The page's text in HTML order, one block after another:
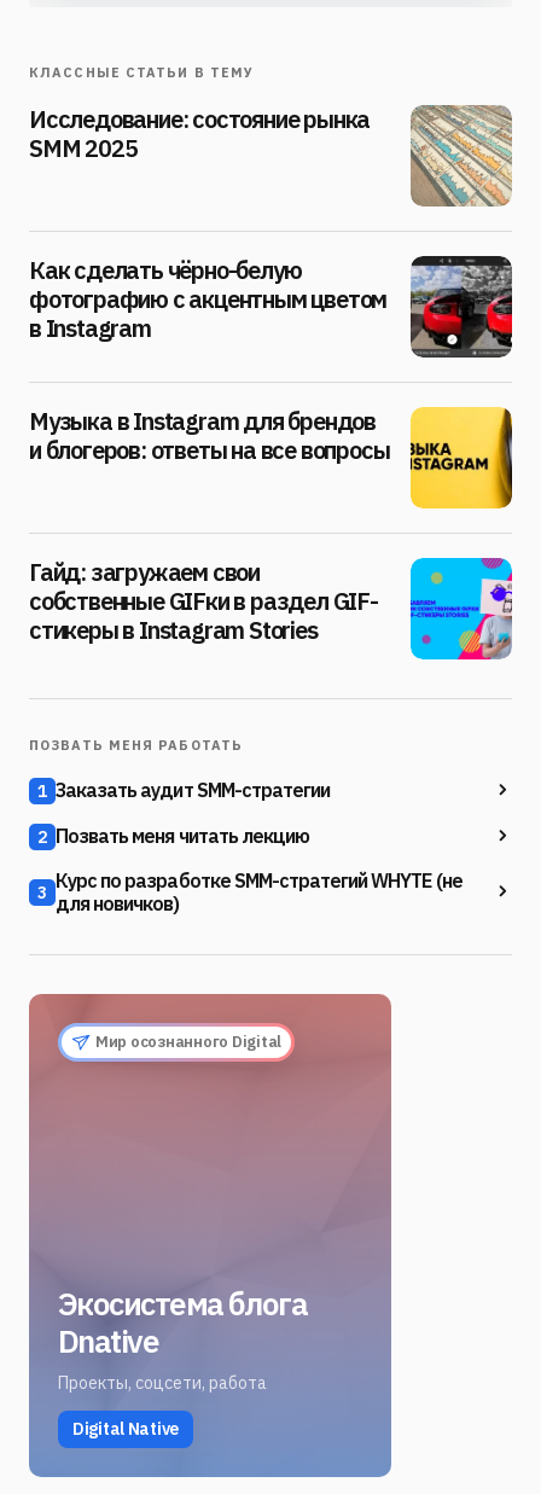
КЛАССНЫЕ СТАТЬИ В ТЕМУ
Исследование: состояние рынка
SMM 2025
Как сделать чёрно-белую
фотографию с акцентным цветом
в Instagram
Музыка в Instagram для брендов
и блогеров: ответы на все вопросы
Гайд: загружаем свои
собственные GIFки в раздел GIF-
стикеры в Instagram Stories
ПОЗВАТЬ МЕНЯ РАБОТАТЬ
1 Заказать аудит SMM-стратегии
2 Позвать меня читать лекцию
3 Курс по разработке SMM-стратегий WHYTE (не
для новичков)
Мир осознанного Digital
Экосистема блога
Dnative
Проекты, соцсети, работа
Digital Native